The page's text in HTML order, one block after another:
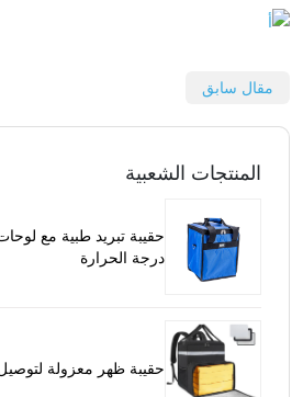
مقال سابق
المنتجات الشعبية
درجة الحرارة
حقيبة ظهر معزولة